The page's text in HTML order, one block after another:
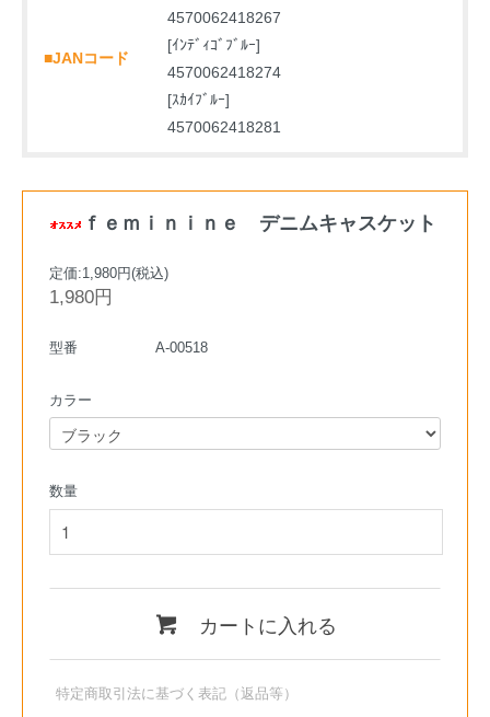
■JANコード
4570062418267
[ｲﾝﾃﾞｨｺﾞﾌﾞﾙｰ]
4570062418274
[ｽｶｲﾌﾞﾙｰ]
4570062418281
ｆｅｍｉｎｉｎｅ デニムキャスケット
定価:1,980円(税込)
1,980円
型番 A-00518
カラー
数量
カートに入れる
特定商取引法に基づく表記（返品等）